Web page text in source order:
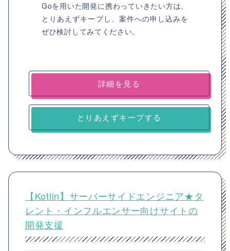
Goを用いた開発に携わっていきたい方は、
とりあえずキープし、案件への申し込みを
ぜひ検討してみてください。
詳細を見る
とりあえずキープする
【Kotlin】サーバーサイドエンジニア★タ
レント・インフルエンサー向けサイトの
開発支援